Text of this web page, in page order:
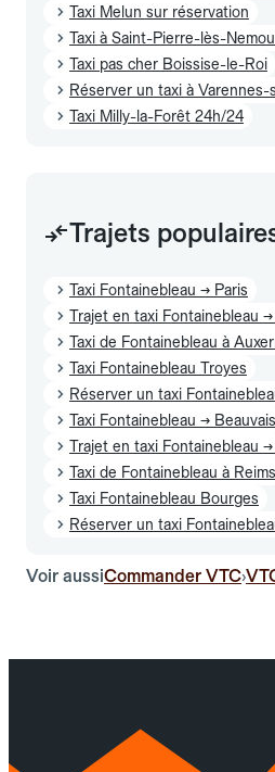
Taxi Melun sur réservation
Taxi à Saint-Pierre-lès-
Taxi pas cher Boissise-le-Roi
Réserver un taxi à Varennes-
Taxi Milly-la-Forêt 24h/24
Trajets
Taxi Fontainebleau → Paris
Trajet en taxi Fontainebleau
Taxi de Fontainebleau à
Taxi Fontainebleau Troyes
Réserver un taxi
Taxi Fontainebleau → Beauvais
Trajet en taxi Fontainebleau
Taxi de Fontainebleau à Reims
Taxi Fontainebleau Bourges
Réserver un taxi
Voir aussiCommander VTC›